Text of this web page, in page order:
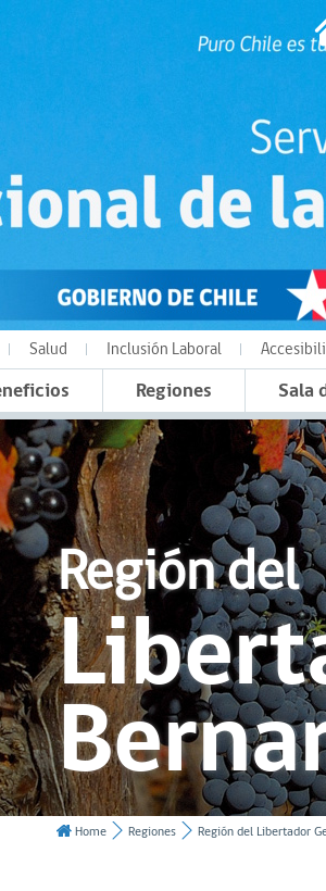
Salud Inclusión Laboral
Regiones Sala
Región del
Home Regiones Región del Libertador